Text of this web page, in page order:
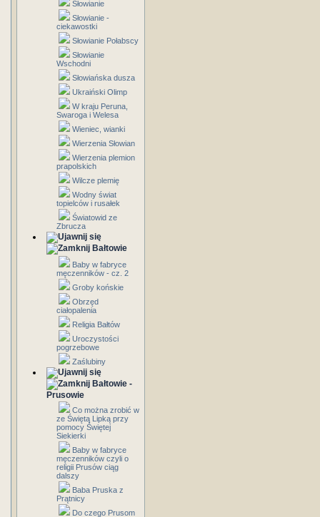
Słowianie
Słowianie -
ciekawostki
Słowianie Połabscy
Słowianie
Wschodni
Słowiańska dusza
Ukraiński Olimp
W kraju Peruna,
Swaroga i Welesa
Wieniec, wianki
Wierzenia Słowian
Wierzenia plemion
prapolskich
Wilcze plemię
Wodny świat
topielców i rusałek
Światowid ze
Zbrucza
Bałtowie
Baby w fabryce
męczenników - cz. 2
Groby końskie
Obrzęd
ciałopalenia
Religia Bałtów
Uroczystości
pogrzebowe
Zaślubiny
Bałtowie -
Prusowie
Co można zrobić w
ze Świętą Lipką przy
pomocy Świętej
Siekierki
Baby w fabryce
męczenników czyli o
religii Prusów ciąg
dalszy
Baba Pruska z
Prątnicy
Do czego Prusom